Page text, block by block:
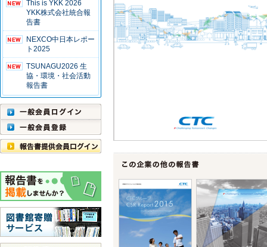
This is YKK 2026
YKK株式会社統合報
告書
NEXCO中日本レポー
ト2025
TSUNAGU2026 生
協・環境・社会活動
報告書